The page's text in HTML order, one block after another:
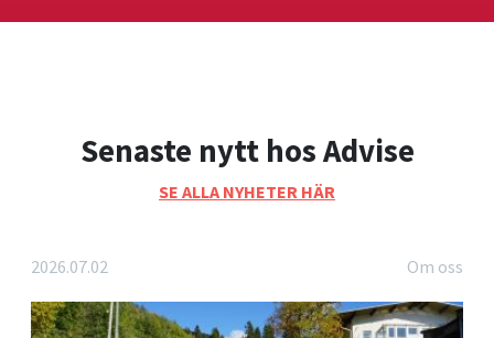
Senaste nytt hos Advise
SE ALLA NYHETER HÄR
2026.07.02 Om oss